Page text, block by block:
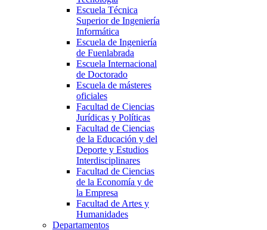
Escuela Técnica
Superior de Ingeniería
Informática
Escuela de Ingeniería
de Fuenlabrada
Escuela Internacional
de Doctorado
Escuela de másteres
oficiales
Facultad de Ciencias
Jurídicas y Políticas
Facultad de Ciencias
de la Educación y del
Deporte y Estudios
Interdisciplinares
Facultad de Ciencias
de la Economía y de
la Empresa
Facultad de Artes y
Humanidades
Departamentos